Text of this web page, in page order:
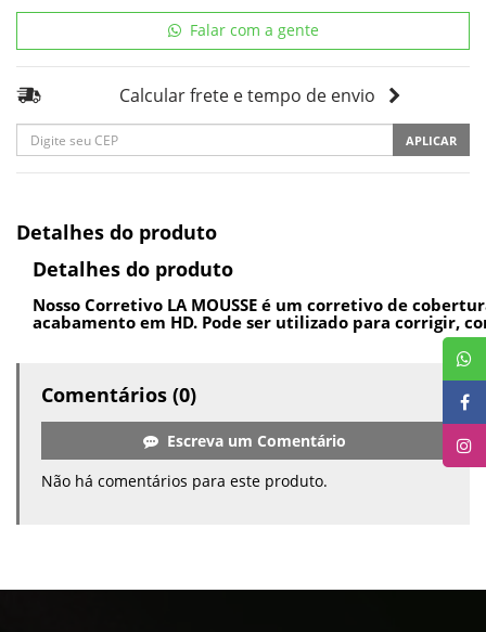
Falar com a gente
Calcular frete e tempo de envio
APLICAR
Detalhes do produto
Detalhes do produto
Nosso Corretivo LA MOUSSE é um corretivo de
acabamento em HD. Pode ser utilizado para corrigir,
Comentários (0)
Escreva um Comentário
Não há comentários para este produto.